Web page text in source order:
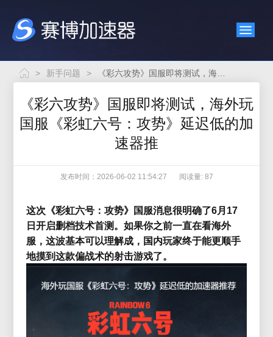
> 新手问题 >
《彩六攻势》国服即将测试，海外玩
国服《彩虹六号：攻势》延迟低的加
速器推
发布时间：2026-06-02 11:54:27 阅读量: 87
这次《彩虹六号：攻势》国服消息很明确了6月17
日开启删档技术首测 。如果你之前一直在看海外
服，这波基本可以理解成，国内玩家终于能更顺手
地摸到这款偏战术的射击游戏了。